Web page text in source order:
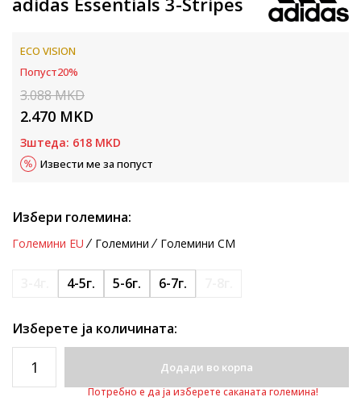
ECO VISION
Попуст20%
3.088MKD
2.470 MKD
Зштеда: 618 MKD
Извести ме за попуст
Избери големина:
Големини EU Големини Големини CM
4-5г. 5-6г. 6-7г.
Изберете ја количината:
Додади во корпа
Потребно е да ја изберете саканата големина!